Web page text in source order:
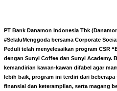
PT Bank Danamon Indonesia Tbk
#SelaluMenggoda bersama Corporate
Peduli telah menyelesaikan program CSR
dengan Sunyi Coffee dan Sunyi Academy.
kemandirian kawan-kawan difabel agar
lebih baik, program ini terdiri dari
finansial dan keterampilan, serta magang